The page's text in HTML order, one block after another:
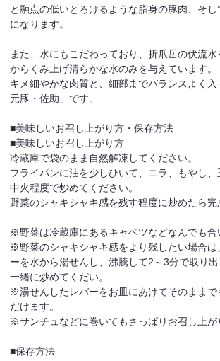
と融点の低いとろけるような脂身の豚肉、そ
になります。
また、水にもこだわっており、折爪岳の伏流
からくみ上げ清らかな水のみを与えています。
キメ細やかな肉質と、細部までバランスよく
元豚・佐助」です。
■美味しいお召し上がり方・保存方法
■美味しいお召し上がり方
冷蔵庫で袋のまま自然解凍してください。
フライパンに油を少しひいて、ニラ、もやし
中火程度で炒めてください。
野菜のシャキシャキ感を残す程度に炒めたら完
※野菜は冷蔵庫にあるキャベツなどなんでも合
※野菜のシャキシャキ感をより残したい場合
ーを水から湯せんし、沸騰して2～3分で取り
一緒に炒めてくだい。
※湯せんしたレバーをお皿にあけてそのままで
だけます。
※サンチュなどに巻いてもさっぱりお召し上が
■保存方法